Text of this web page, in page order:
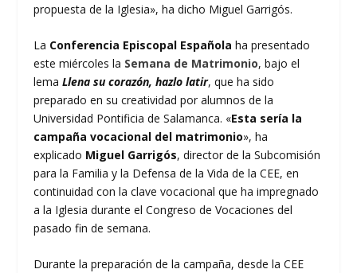
propuesta de la Iglesia», ha dicho Miguel Garrigós.
La Conferencia Episcopal Española ha presentado
este miércoles la Semana de Matrimonio, bajo el
lemaLlena su corazón, hazlo latir, que ha sido
preparado en su creatividad por alumnos de la
Universidad Pontificia de Salamanca. «Esta sería la
campaña vocacional del matrimonio», ha
explicado Miguel Garrigós, director de la Subcomisión
para la Familia y la Defensa de la Vida de la CEE, en
continuidad con la clave vocacional que ha impregnado
a la Iglesia durante el Congreso de Vocaciones del
pasado fin de semana.
Durante la preparación de la campaña, desde la CEE